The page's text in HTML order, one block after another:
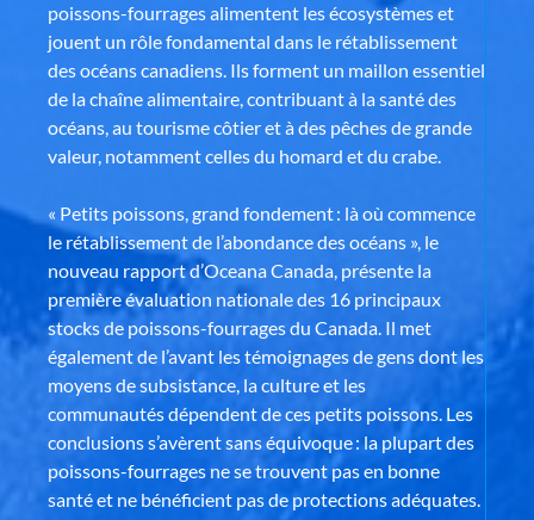
poissons-fourrages alimentent les écosystèmes et
jouent un rôle fondamental dans le rétablissement
des océans canadiens. Ils forment un maillon essentiel
de la chaîne alimentaire, contribuant à la santé des
océans, au tourisme côtier et à des pêches de grande
valeur, notamment celles du homard et du crabe.
« Petits poissons, grand fondement : là où commence
le rétablissement de l’abondance des océans », le
nouveau rapport d’Oceana Canada, présente la
première évaluation nationale des 16 principaux
stocks de poissons-fourrages du Canada. Il met
également de l’avant les témoignages de gens dont les
moyens de subsistance, la culture et les
communautés dépendent de ces petits poissons. Les
conclusions s’avèrent sans équivoque : la plupart des
poissons-fourrages ne se trouvent pas en bonne
santé et ne bénéficient pas de protections adéquates.